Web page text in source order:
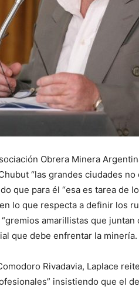
Obrera Minera
“las grandes ciudades
que para él “esa es tarea de
lo que respecta a definir los
amarillistas que juntan
que debe enfrentar la minería.
Rivadavia, Laplace
insistiendo que el